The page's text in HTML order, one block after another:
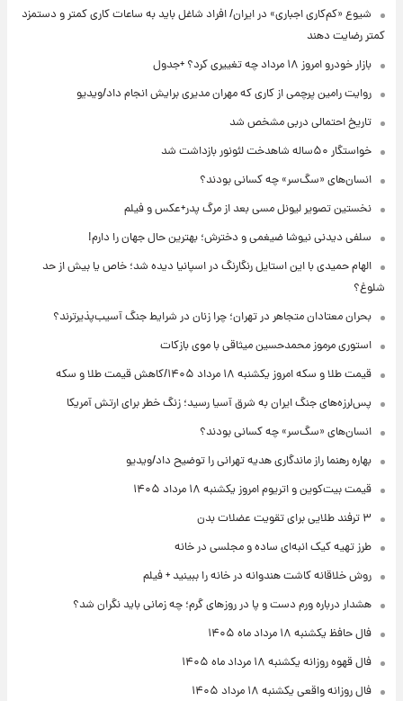
شیوع «کم‌کاری اجباری» در ایران/ افراد شاغل باید به ساعات کاری کمتر و دستمزد
کمتر رضایت دهند
بازار خودرو امروز ۱۸ مرداد چه تغییری کرد؟ +جدول
روایت رامین پرچمی از کاری که مهران مدیری برایش انجام داد/ویدیو
تاریخ احتمالی دربی مشخص شد
خواستگار ۵۰ساله شاهدخت لئونور بازداشت شد
انسان‌های «سگ‌سر» چه کسانی بودند؟
نخستین تصویر لیونل مسی بعد از مرگ پدر+عکس و فیلم
سلفی دیدنی نیوشا ضیغمی و دخترش؛ بهترین حال جهان را دارم!
الهام حمیدی با این استایل رنگارنگ در اسپانیا دیده شد؛ خاص یا بیش از حد
شلوغ؟
بحران معتادان متجاهر در تهران؛ چرا زنان در شرایط جنگ آسیب‌پذیرترند؟
استوری مرموز محمدحسین میثاقی با موی بازکات
قیمت طلا و سکه امروز یکشنبه ۱۸ مرداد ۱۴۰۵/کاهش قیمت طلا و سکه
پس‌لرزه‌های جنگ ایران به شرق آسیا رسید؛ زنگ خطر برای ارتش آمریکا
انسان‌های «سگ‌سر» چه کسانی بودند؟
بهاره رهنما راز ماندگاری هدیه تهرانی را توضیح داد/ویدیو
قیمت بیت‌کوین و اتریوم امروز یکشنبه ۱۸ مرداد ۱۴۰۵
۳ ترفند طلایی برای تقویت عضلات بدن
طرز تهیه کیک انبه‌ای ساده و مجلسی در خانه
روش خلاقانه کاشت هندوانه در خانه را ببینید + فیلم
هشدار درباره ورم دست و پا در روزهای گرم؛ چه زمانی باید نگران شد؟
فال حافظ یکشنبه ۱۸ مرداد ماه ۱۴۰۵
فال قهوه روزانه یکشنبه ۱۸ مرداد ماه ۱۴۰۵
فال روزانه واقعی یکشنبه ۱۸ مرداد ۱۴۰۵